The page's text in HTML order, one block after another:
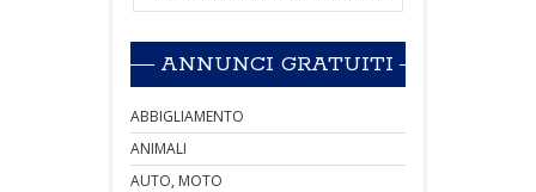
ANNUNCI GRATUITI
ABBIGLIAMENTO
ANIMALI
AUTO, MOTO